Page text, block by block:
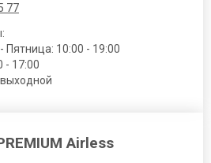
77
Пятница: 10:00 - 19:00
- 17:00
Airless